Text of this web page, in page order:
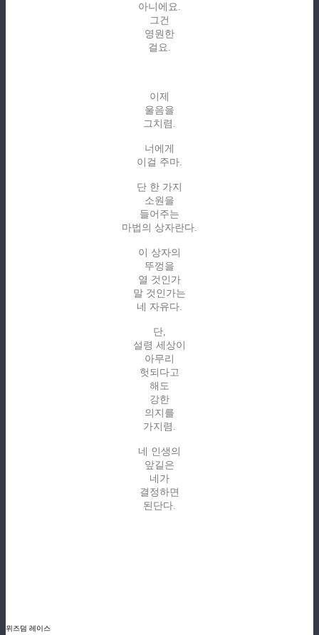
아니에요.
그건
영원한
걸요.
이제
울음을
그치렴.
너에게
이걸 주마.
단 한 가지
소원을
들어주는
마법의 상자란다.
이 상자의
뚜껑을
열 것인가
말 것인가는
네 자유다.
단,
설령 세상이
아무리
헛되다고
해도
강한
의지를
가지렴.
네 인생의
앞길은
네가
결정하면
된단다.
위즈덤 레이스